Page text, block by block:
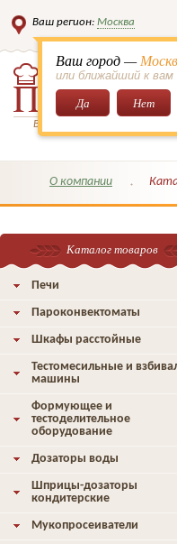
Ваш регион: Москва
Ваш город —
или ближайший к вам
Да Нет
Всё для кондитеров и
О компании
Каталог товаров
Печи
Пароконвектоматы
Шкафы расстойные
Тестомесильные и
машины
Формующее и
тестоделительное
оборудование
Дозаторы воды
Шприцы-дозаторы
кондитерские
Мукопросеиватели